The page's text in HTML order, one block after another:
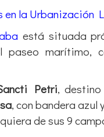
en la Urbanización
está situada
paseo marítimo,
Petri,
, con bandera azul
de sus 9